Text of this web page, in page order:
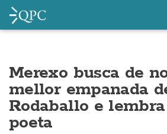
Merexo busca de
mellor empanada
Rodaballo e
poeta